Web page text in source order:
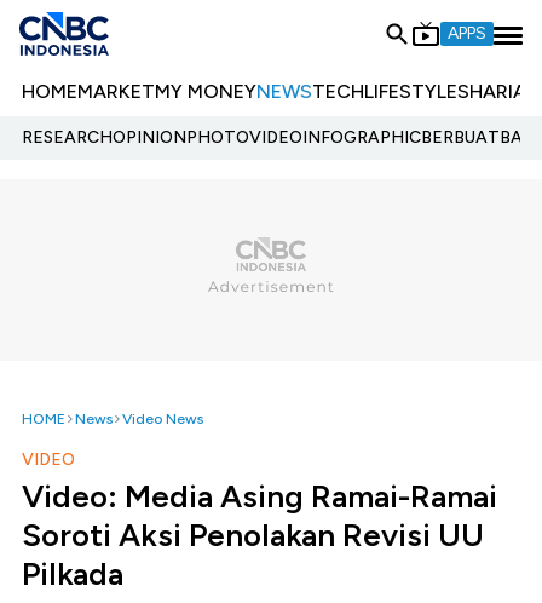
APPS
HOMEMARKETMY MONEYNEWSTECHLIFESTYLESHARIA
RESEARCHOPINIONPHOTOVIDEOINFOGRAPHIC
HOME News Video News
VIDEO
Video: Media Asing Ramai-Ramai
Soroti Aksi Penolakan Revisi UU
Pilkada